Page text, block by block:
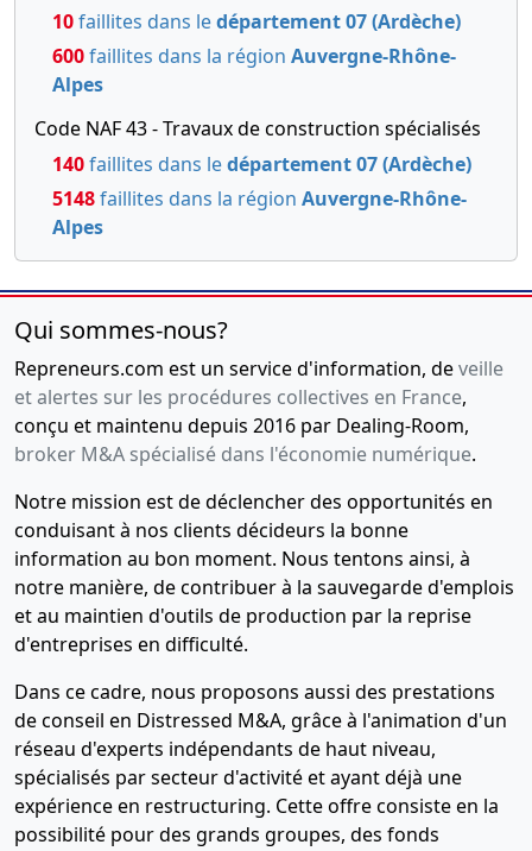
10faillites dans ledépartement 07 (Ardèche)
600faillites dans la région Auvergne-Rhône-
Alpes
Code NAF 43 - Travaux de construction spécialisés
140faillites dans ledépartement 07 (Ardèche)
5148faillites dans la région Auvergne-Rhône-
Alpes
Qui sommes-nous?
Repreneurs.com est un service d'information, deveille
et alertes sur les procédures collectives en France,
conçu et maintenu depuis 2016 par Dealing-Room,
broker M&A spécialisé dans l'économie numérique.
Notre mission est de déclencher des opportunités en
conduisant à nos clients décideurs la bonne
information au bon moment. Nous tentons ainsi, à
notre manière, de contribuer à la sauvegarde d'emplois
et au maintien d'outils de production par la reprise
d'entreprises en difficulté.
Dans ce cadre, nous proposons aussi des prestations
de conseil en Distressed M&A, grâce à l'animation d'un
réseau d'experts indépendants de haut niveau,
spécialisés par secteur d'activité et ayant déjà une
expérience en restructuring. Cette offre consiste en la
possibilité pour des grands groupes, des fonds